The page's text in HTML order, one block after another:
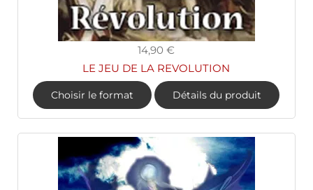
14,90 €
LE JEU DE LA REVOLUTION
Choisir le format Détails du produit